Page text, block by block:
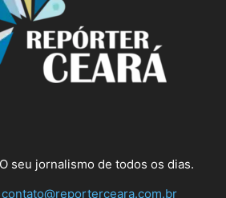
seu jornalismo de todos os dias.
contato@reporterceara.com.br